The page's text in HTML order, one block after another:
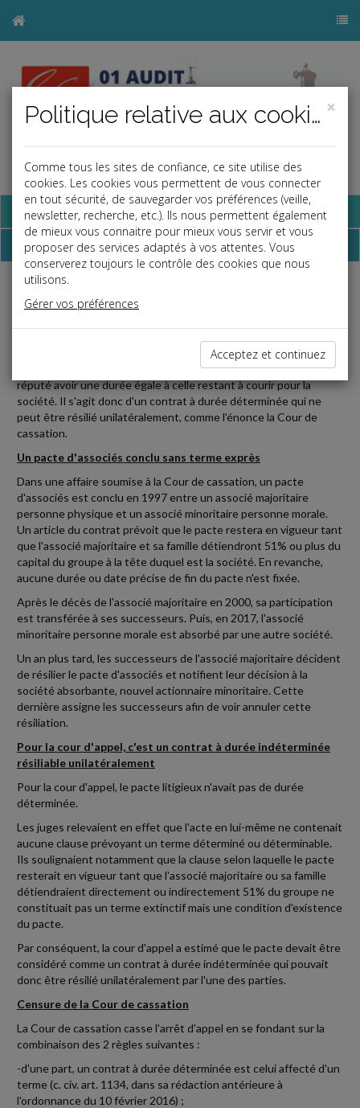
j
a
Base documentaire
Newsletter
Associés
Un pacte d'associés sans durée ne peut être résilié
Le pacte d'associés qui ne contient pas de terme exprès est
réputé avoir une durée égale à celle restant à courir pour la
société. Il s'agit donc d'un contrat à durée déterminée qui ne
peut être résilié unilatéralement, comme l'énonce la Cour de
cassation.
Un pacte d'associés conclu sans terme exprès
Dans une affaire soumise à la Cour de cassation, un pacte
d'associés est conclu en 1997 entre un associé majoritaire
personne physique et un associé minoritaire personne morale.
Un article du contrat prévoit que le pacte restera en vigueur tant
que l'associé majoritaire et sa famille détiendront 51% ou plus du
capital du groupe à la tête duquel est la société. En revanche,
aucune durée ou date précise de fin du pacte n'est fixée.
Après le décès de l'associé majoritaire en 2000, sa participation
est transférée à ses successeurs. Puis, en 2017, l'associé
minoritaire personne morale est absorbé par une autre société.
Un an plus tard, les successeurs de l'associé majoritaire décident
de résilier le pacte d'associés et notifient leur décision à la
société absorbante, nouvel actionnaire minoritaire. Cette
dernière assigne les successeurs afin de voir annuler cette
résiliation.
Pour la cour d'appel, c'est un contrat à durée indéterminée
résiliable unilatéralement
Pour la cour d'appel, le pacte litigieux n'avait pas de durée
déterminée.
Les juges relevaient en effet que l'acte en lui-même ne contenait
aucune clause prévoyant un terme déterminé ou déterminable.
Ils soulignaient notamment que la clause selon laquelle le pacte
resterait en vigueur tant que l'associé majoritaire ou sa famille
détiendraient directement ou indirectement 51% du groupe ne
constituait pas un terme extinctif mais une condition d'existence
du pacte.
Par conséquent, la cour d'appel a estimé que le pacte devait être
considéré comme un contrat à durée indéterminée qui pouvait
donc être résilié unilatéralement par l'une des parties.
Censure de la Cour de cassation
La Cour de cassation casse l'arrêt d'appel en se fondant sur la
combinaison des 2 règles suivantes :
-d'une part, un contrat à durée déterminée est celui affecté d'un
terme (c. civ. art. 1134, dans sa rédaction antérieure à
l'ordonnance du 10 février 2016) ;
×
Politique relative aux cookies
Comme tous les sites de confiance, ce site utilise des
cookies. Les cookies vous permettent de vous connecter
en tout sécurité, de sauvegarder vos préférences (veille,
newsletter, recherche, etc.). Ils nous permettent également
de mieux vous connaitre pour mieux vous servir et vous
proposer des services adaptés à vos attentes. Vous
conserverez toujours le contrôle des cookies que nous
utilisons.
Gérer vos préférences
Acceptez et continuez